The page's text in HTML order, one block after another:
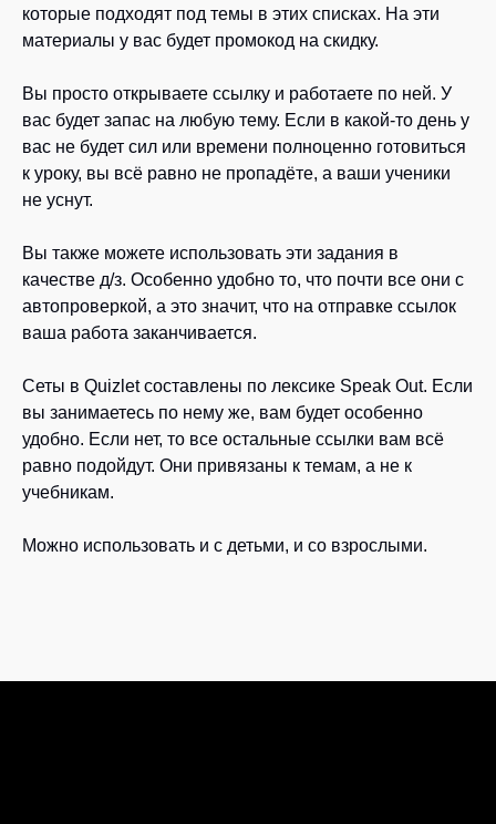
которые подходят под темы в этих списках. На эти
материалы у вас будет промокод на скидку.
Вы просто открываете ссылку и работаете по ней. У
вас будет запас на любую тему. Если в какой-то день у
вас не будет сил или времени полноценно готовиться
к уроку, вы всё равно не пропадёте, а ваши ученики
не уснут.
Вы также можете использовать эти задания в
качестве д/з. Особенно удобно то, что почти все они с
автопроверкой, а это значит, что на отправке ссылок
ваша работа заканчивается.
Сеты в Quizlet составлены по лексике Speak Out. Если
вы занимаетесь по нему же, вам будет особенно
удобно. Если нет, то все остальные ссылки вам всё
равно подойдут. Они привязаны к темам, а не к
учебникам.
Можно использовать и с детьми, и со взрослыми.